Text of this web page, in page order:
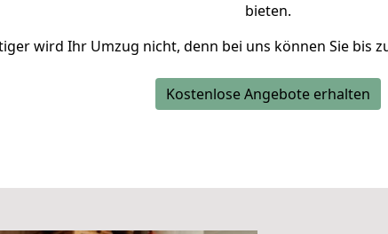
bieten.
wird Ihr Umzug nicht, denn bei uns können Sie bis
Kostenlose Angebote erhalten